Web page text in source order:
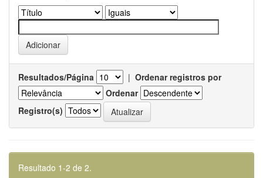
Resultados/Página | Ordenar registros por
Ordenar
Registro(s)
Resultado 1-2 de 2.